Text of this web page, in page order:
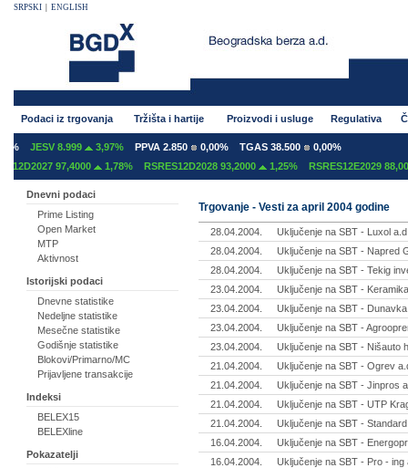
SRPSKI ENGLISH
Podaci iz trgovanja Tržišta i hartije Proizvodi i usluge Regulativa
JESV 8.999 3,97% PPVA 2.850 0,00% TGAS 38.500
0,00%
97,4000
1,78% RSRES12D2028 93,2000 1,25% RSRES12E2029
Dnevni podaci
Prime Listing
Open Market
MTP
Aktivnost
Istorijski podaci
Dnevne statistike
Nedeljne statistike
Mesečne statistike
Godišnje statistike
Blokovi/Primarno/MC
Prijavljene transakcije
Indeksi
BELEX15
BELEXline
Pokazatelji
Trgovanje - Vesti za april 2004 godine
28.04.2004.
Uključenje na SBT - Luxol
28.04.2004.
Uključenje na SBT - Napred
28.04.2004.
Uključenje na SBT - Tekig
23.04.2004.
Uključenje na SBT -
23.04.2004.
Uključenje na SBT -
23.04.2004.
Uključenje na SBT -
23.04.2004.
Uključenje na SBT - Nišauto
21.04.2004.
Uključenje na SBT - Ogrev
21.04.2004.
Uključenje na SBT - Jinpros
21.04.2004.
Uključenje na SBT - UTP
21.04.2004.
Uključenje na SBT -
16.04.2004.
Uključenje na SBT -
16.04.2004.
Uključenje na SBT - Pro - ing